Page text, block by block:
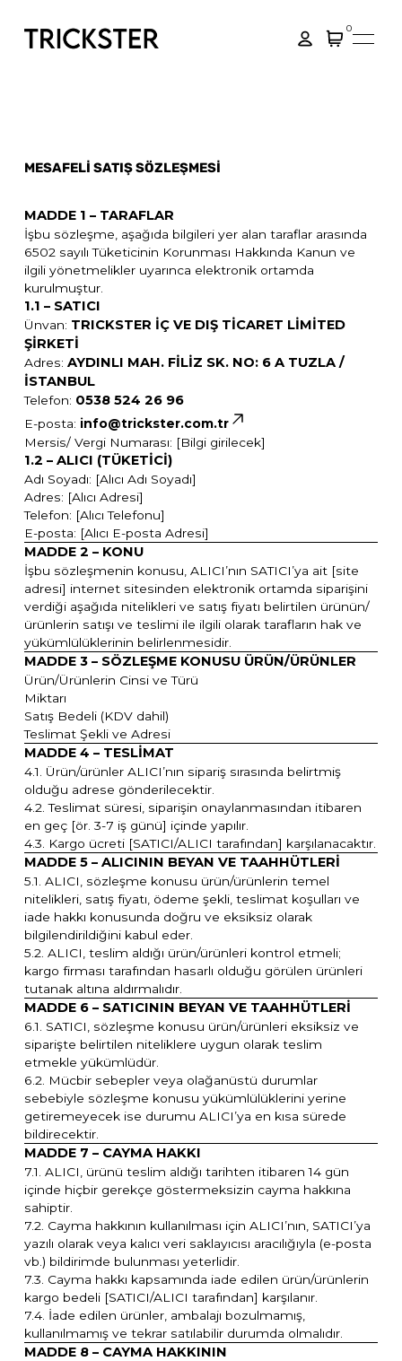
0
MESAFELİ SATIŞ SÖZLEŞMESİ
MADDE 1 – TARAFLAR
İşbu sözleşme, aşağıda bilgileri yer alan taraflar arasında
6502 sayılı Tüketicinin Korunması Hakkında Kanun ve
ilgili yönetmelikler uyarınca elektronik ortamda
kurulmuştur.
1.1 – SATICI
Ünvan: TRICKSTER İÇ VE DIŞ TİCARET LİMİTED
ŞİRKETİ
Adres: AYDINLI MAH. FİLİZ SK. NO: 6 A TUZLA /
İSTANBUL
Telefon: 0538 524 26 96
E-posta: info@trickster.com.tr
Mersis/ Vergi Numarası: [Bilgi girilecek]
1.2 – ALICI (TÜKETİCİ)
Adı Soyadı: [Alıcı Adı Soyadı]
Adres: [Alıcı Adresi]
Telefon: [Alıcı Telefonu]
E-posta: [Alıcı E-posta Adresi]
MADDE 2 – KONU
İşbu sözleşmenin konusu, ALICI’nın SATICI’ya ait [site
adresi] internet sitesinden elektronik ortamda siparişini
verdiği aşağıda nitelikleri ve satış fiyatı belirtilen ürünün/
ürünlerin satışı ve teslimi ile ilgili olarak tarafların hak ve
yükümlülüklerinin belirlenmesidir.
MADDE 3 – SÖZLEŞME KONUSU ÜRÜN/ÜRÜNLER
Ürün/Ürünlerin Cinsi ve Türü
Miktarı
Satış Bedeli (KDV dahil)
Teslimat Şekli ve Adresi
MADDE 4 – TESLİMAT
4.1. Ürün/ürünler ALICI’nın sipariş sırasında belirtmiş
olduğu adrese gönderilecektir.
4.2. Teslimat süresi, siparişin onaylanmasından itibaren
en geç [ör. 3-7 iş günü] içinde yapılır.
4.3. Kargo ücreti [SATICI/ALICI tarafından] karşılanacaktır.
MADDE 5 – ALICININ BEYAN VE TAAHHÜTLERİ
5.1. ALICI, sözleşme konusu ürün/ürünlerin temel
nitelikleri, satış fiyatı, ödeme şekli, teslimat koşulları ve
iade hakkı konusunda doğru ve eksiksiz olarak
bilgilendirildiğini kabul eder.
5.2. ALICI, teslim aldığı ürün/ürünleri kontrol etmeli;
kargo firması tarafından hasarlı olduğu görülen ürünleri
tutanak altına aldırmalıdır.
MADDE 6 – SATICININ BEYAN VE TAAHHÜTLERİ
6.1. SATICI, sözleşme konusu ürün/ürünleri eksiksiz ve
siparişte belirtilen niteliklere uygun olarak teslim
etmekle yükümlüdür.
6.2. Mücbir sebepler veya olağanüstü durumlar
sebebiyle sözleşme konusu yükümlülüklerini yerine
getiremeyecek ise durumu ALICI’ya en kısa sürede
bildirecektir.
MADDE 7 – CAYMA HAKKI
7.1. ALICI, ürünü teslim aldığı tarihten itibaren 14 gün
içinde hiçbir gerekçe göstermeksizin cayma hakkına
sahiptir.
7.2. Cayma hakkının kullanılması için ALICI’nın, SATICI’ya
yazılı olarak veya kalıcı veri saklayıcısı aracılığıyla (e-posta
vb.) bildirimde bulunması yeterlidir.
7.3. Cayma hakkı kapsamında iade edilen ürün/ürünlerin
kargo bedeli [SATICI/ALICI tarafından] karşılanır.
7.4. İade edilen ürünler, ambalajı bozulmamış,
kullanılmamış ve tekrar satılabilir durumda olmalıdır.
MADDE 8 – CAYMA HAKKININ